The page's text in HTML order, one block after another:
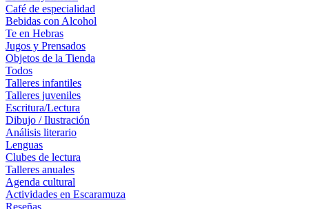
Café de especialidad
Bebidas con Alcohol
Te en Hebras
Jugos y Prensados
Objetos de la Tienda
Todos
Talleres infantiles
Talleres juveniles
Escritura/Lectura
Dibujo / Ilustración
Análisis literario
Lenguas
Clubes de lectura
Talleres anuales
Agenda cultural
Actividades en Escaramuza
Reseñas